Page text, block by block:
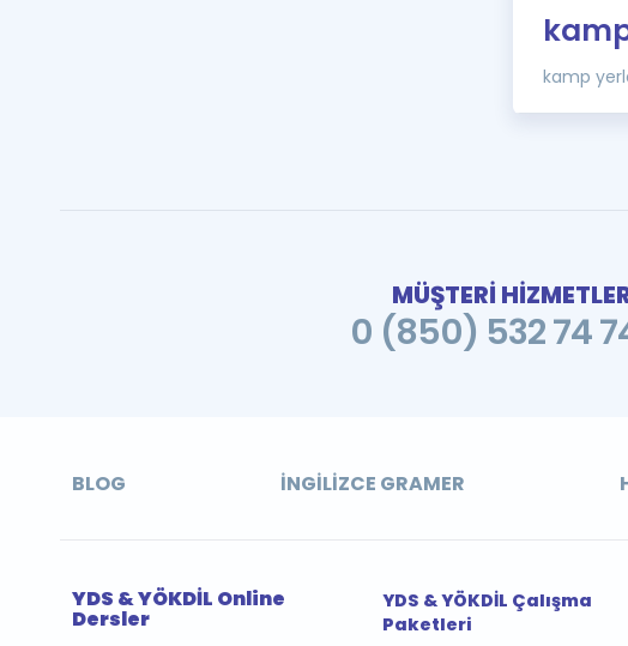
kamp
MÜŞTERİ
0 (850) 532 74
BLOG İNGILIZCE GRAMER
YDS & YÖKDİL Online
Dersler
YDS & YÖKDİL Çalışma
Paketleri